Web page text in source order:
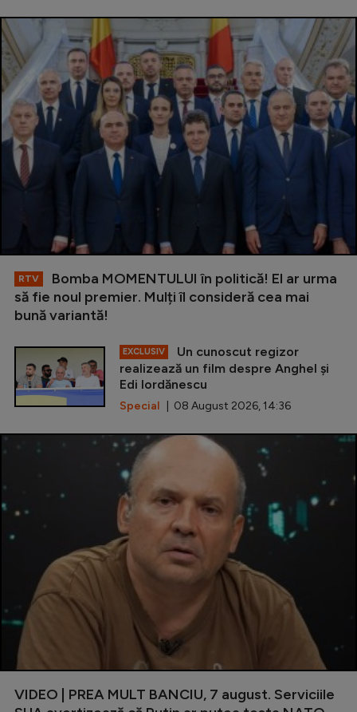
RTV
Bomba MOMENTULUI în politică! El ar urma
să fie noul premier. Mulți îl consideră cea mai
bună variantă!
EXCLUSIV
Un cunoscut regizor
realizează un film despre Anghel și
Edi Iordănescu
Special | 08 August 2026, 14:36
VIDEO | PREA MULT BANCIU, 7 august. Serviciile